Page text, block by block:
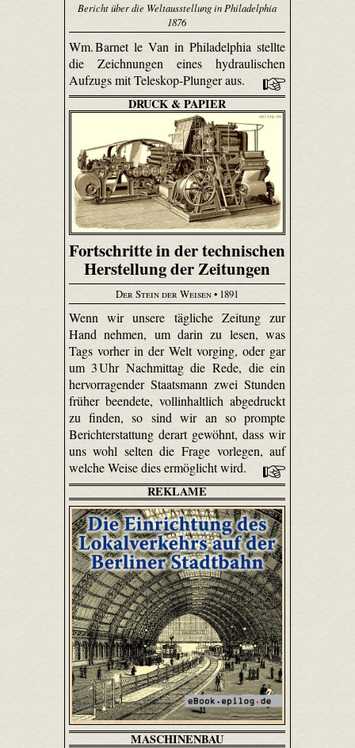
Bericht über die Weltausstellung in Philadelphia
1876
Wm. Barnet le Van in Philadelphia stellte
die Zeichnungen eines hydraulischen
Aufzugs mit Teleskop-Plunger aus.
DRUCK & PAPIER
Fortschritte in der technischen
Herstellung der Zeitungen
Der Stein der Weisen• 1891
Wenn wir unsere tägliche Zeitung zur
Hand nehmen, um darin zu lesen, was
Tags vorher in der Welt vorging, oder gar
um 3 Uhr Nachmittag die Rede, die ein
hervorragender Staatsmann zwei Stunden
früher beendete, vollinhaltlich abgedruckt
zu finden, so sind wir an so prompte
Berichterstattung derart gewöhnt, dass wir
uns wohl selten die Frage vorlegen, auf
welche Weise dies ermöglicht wird.
REKLAME
MASCHINENBAU